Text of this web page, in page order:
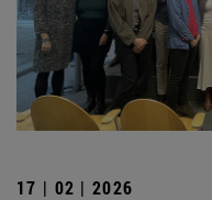
17 | 02 | 2026